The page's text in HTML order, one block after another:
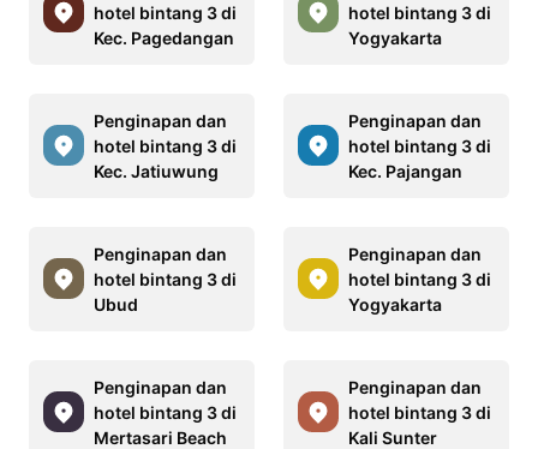
hotel bintang 3 di
Kec. Pagedangan
hotel bintang 3 di
Yogyakarta
Penginapan dan
hotel bintang 3 di
Kec. Jatiuwung
Penginapan dan
hotel bintang 3 di
Kec. Pajangan
Penginapan dan
hotel bintang 3 di
Ubud
Penginapan dan
hotel bintang 3 di
Yogyakarta
Penginapan dan
hotel bintang 3 di
Mertasari Beach
Penginapan dan
hotel bintang 3 di
Kali Sunter